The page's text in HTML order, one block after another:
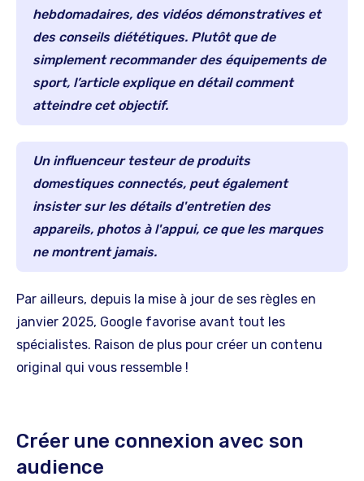
hebdomadaires, des vidéos démonstratives et
des conseils diététiques. Plutôt que de
simplement recommander des équipements de
sport, l’article explique en détail comment
atteindre cet objectif.
Un influenceur testeur de produits
domestiques connectés, peut également
insister sur les détails d'entretien des
appareils, photos à l'appui, ce que les marques
ne montrent jamais.
Par ailleurs, depuis la mise à jour de ses règles en
janvier 2025, Google favorise avant tout les
spécialistes. Raison de plus pour créer un contenu
original qui vous ressemble !
Créer une connexion avec son
audience